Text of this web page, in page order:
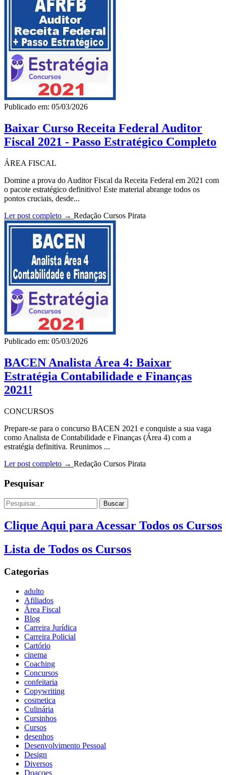
Publicado em: 05/03/2026
Baixar Curso Receita Federal Auditor
Fiscal 2021 - Passo Estratégico Completo
ÁREA FISCAL
Domine a prova do Auditor Fiscal da Receita Federal em 2021 com
o pacote estratégico definitivo! Este material abrange todos os
pontos cruciais, desde...
Ler post completo → Redação Cursos Pirata
Publicado em: 05/03/2026
BACEN Analista Área 4: Baixar
Estratégia Contabilidade e Finanças
2021!
CONCURSOS
Prepare-se para o concurso BACEN 2021 e conquiste a sua vaga
como Analista de Contabilidade e Finanças (Área 4) com a
estratégia definitiva. Reunimos ...
Ler post completo → Redação Cursos Pirata
Pesquisar
Buscar
Clique Aqui para Acessar Todos os Cursos
Lista de Todos os Cursos
Categorias
adulto
Afiliados
Área Fiscal
Blog
Carreira Jurídica
Carreira Policial
Cartório
cinema
Coaching
Concursos
confeitaria
Copywriting
cosmetica
Culinária
Cursinhos
Cursos
desenhos
Desenvolvimento Pessoal
Design
Diversos
Doaçoes